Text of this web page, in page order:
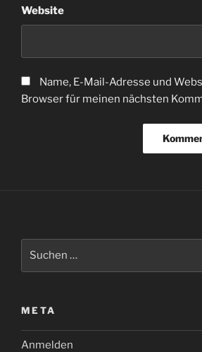
Website
Name, E-Mail-Adresse und
Browser für meinen nächsten
META
Anmelden